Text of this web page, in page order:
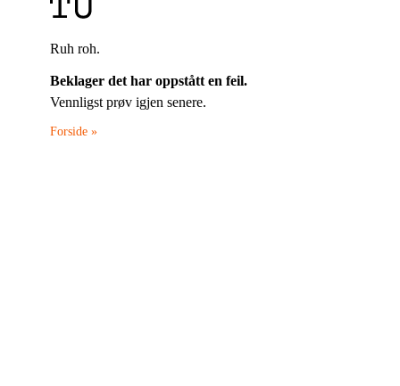
Ruh roh.
Beklager det har oppstått en feil.
Vennligst prøv igjen senere.
Forside »